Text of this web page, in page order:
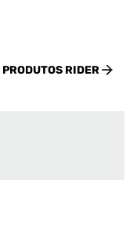
RIDER